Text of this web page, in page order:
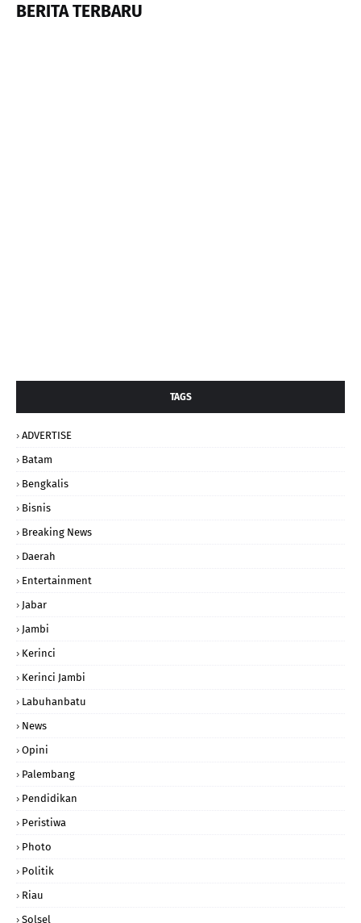
BERITA TERBARU
TAGS
ADVERTISE
Batam
Bengkalis
Bisnis
Breaking News
Daerah
Entertainment
Jabar
Jambi
Kerinci
Kerinci Jambi
Labuhanbatu
News
Opini
Palembang
Pendidikan
Peristiwa
Photo
Politik
Riau
Solsel